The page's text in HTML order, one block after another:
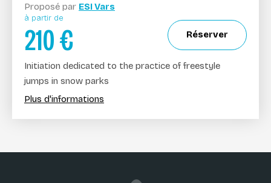
Proposé par ESI Vars
à partir de
210€ Réserver
Initiation dedicated to the practice of freestyle
jumps in snow parks
Plus d'informations